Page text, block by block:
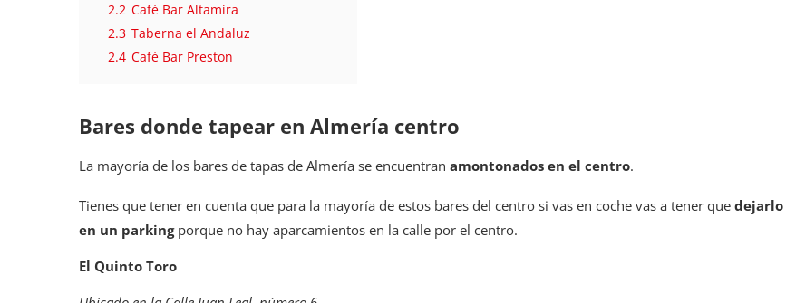
2.2 Café Bar Altamira
2.3 Taberna el Andaluz
2.4 Café Bar Preston
Bares donde tapear en Almería centro
La mayoría de los bares de tapas de Almería se encuentran amontonados en el centro.
Tienes que tener en cuenta que para la mayoría de estos bares del centro si vas en coche vas a tener que dejarlo
en un parking porque no hay aparcamientos en la calle por el centro.
El Quinto Toro